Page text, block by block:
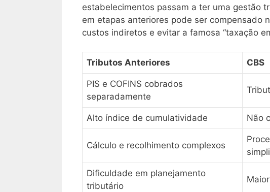
estabelecimentos passam a ter uma gestão
em etapas anteriores pode ser compensado
custos indiretos e evitar a famosa “taxação
Tributos Anteriores CBS
PIS e COFINS cobrados
separadamente
Alto índice de cumulatividade Não
Cálculo e recolhimento complexos
Dificuldade em planejamento
tributário